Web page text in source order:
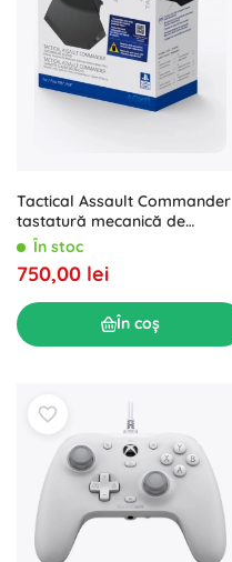
Tactical Assault Commander
tastatură mecanică de
gaming pentru PS5, PS4 și PC
În stoc
750,00 lei
În coș